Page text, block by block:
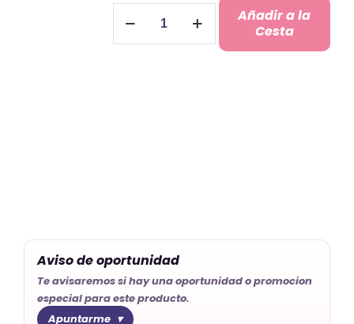
Abridor
Bautizo
Añadir a la
Cesta
Aviso de oportunidad
Te avisaremos si hay una oportunidad o promocion
especial para este producto.
Apuntarme